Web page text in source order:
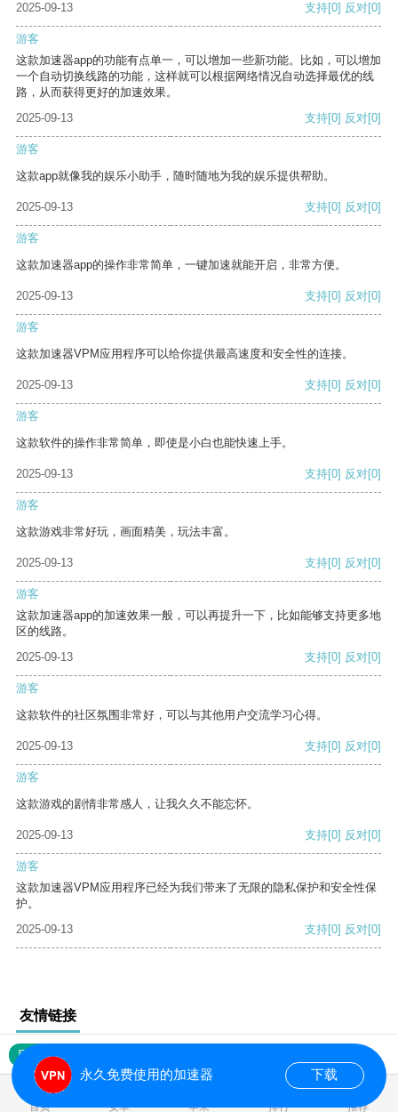
2025-09-13 支持[0] 反对[0]
游客
这款加速器app的功能有点单一，可以增加一些新功能。比如，可以增加
一个自动切换线路的功能，这样就可以根据网络情况自动选择最优的线
路，从而获得更好的加速效果。
2025-09-13
支持[0] 反对[0]
游客
这款app就像我的娱乐小助手，随时随地为我的娱乐提供帮助。
2025-09-13 支持[0] 反对[0]
游客
这款加速器app的操作非常简单，一键加速就能开启，非常方便。
2025-09-13 支持[0] 反对[0]
游客
这款加速器VPM应用程序可以给你提供最高速度和安全性的连接。
2025-09-13 支持[0] 反对[0]
游客
这款软件的操作非常简单，即使是小白也能快速上手。
2025-09-13 支持[0] 反对[0]
游客
这款游戏非常好玩，画面精美，玩法丰富。
2025-09-13 支持[0] 反对[0]
游客
这款加速器app的加速效果一般，可以再提升一下，比如能够支持更多地
区的线路。
2025-09-13
支持[0] 反对[0]
游客
这款软件的社区氛围非常好，可以与其他用户交流学习心得。
2025-09-13 支持[0] 反对[0]
游客
这款游戏的剧情非常感人，让我久久不能忘怀。
2025-09-13 支持[0] 反对[0]
游客
这款加速器VPM应用程序已经为我们带来了无限的隐私保护和安全性保
护。
2025-09-13
支持[0] 反对[0]
友情链接
网站地图
首页 安卓 苹果 排行 推荐
永久免费使用的加速器 下载
0.017232s